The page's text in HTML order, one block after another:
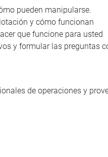
pueden manipularse.
y cómo funcionan
que funcione para usted
y formular las preguntas
de operaciones y